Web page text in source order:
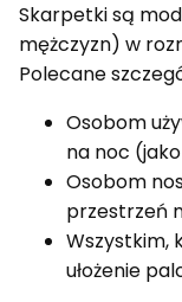
Skarpetki są
mężczyzn) w
Polecane
Osobom
na noc
Osobom
przestrzeń
Wszystkim,
ułożenie